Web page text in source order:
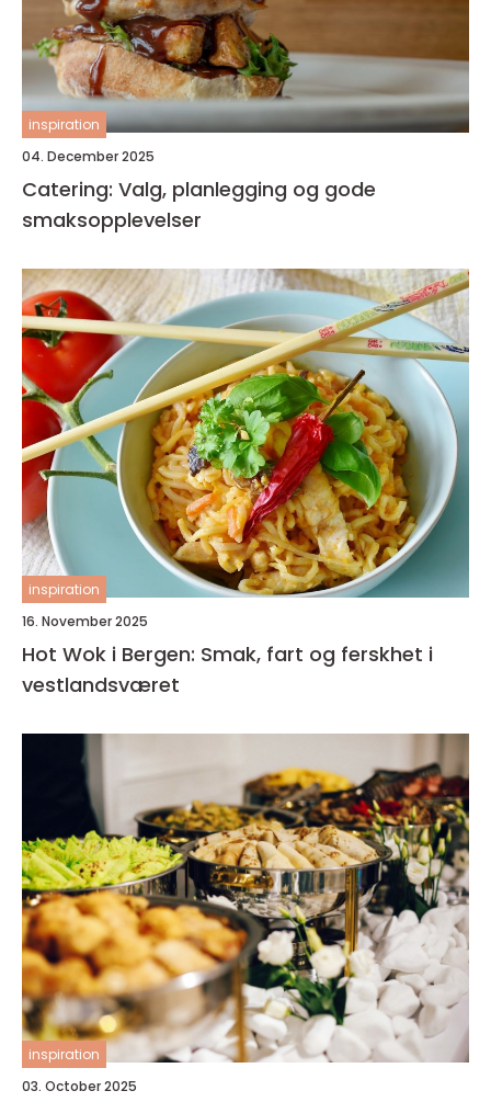
inspiration
04. December 2025
Catering: Valg, planlegging og gode
smaksopplevelser
inspiration
16. November 2025
Hot Wok i Bergen: Smak, fart og ferskhet i
vestlandsværet
inspiration
03. October 2025